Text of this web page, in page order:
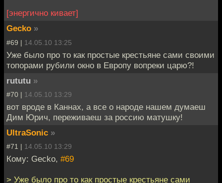
[энергично кивает]
Gecko »
#69 | 14.05.10 13:25
Уже было про то как простые крестьяне сами своими
топорами рубили окно в Европу вопреки царю?!
rututu »
#70 | 14.05.10 13:29
вот вроде в Каннах, а все о народе нашем думаеш
Дим Юрич, переживаеш за россию матушку!
UltraSonic »
#71 | 14.05.10 13:29
Кому: Gecko, #69
> Уже было про то как простые крестьяне сами